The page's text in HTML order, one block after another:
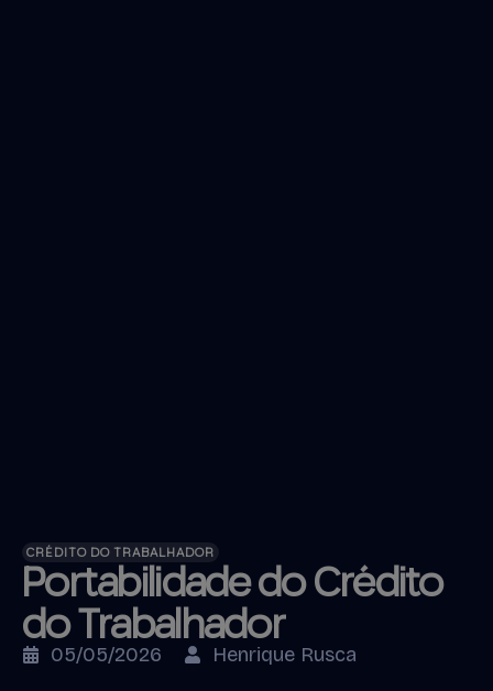
CRÉDITO DO TRABALHADOR
Portabilidade do Crédito
do Trabalhador
05/05/2026 Henrique Rusca